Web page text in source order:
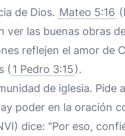
de Dios. Mateo 5:16
las buenas obras
reflejen el amor de
( 1 Pedro 3:15).
de iglesia. Pide
poder en la oración
dice: "Por eso,